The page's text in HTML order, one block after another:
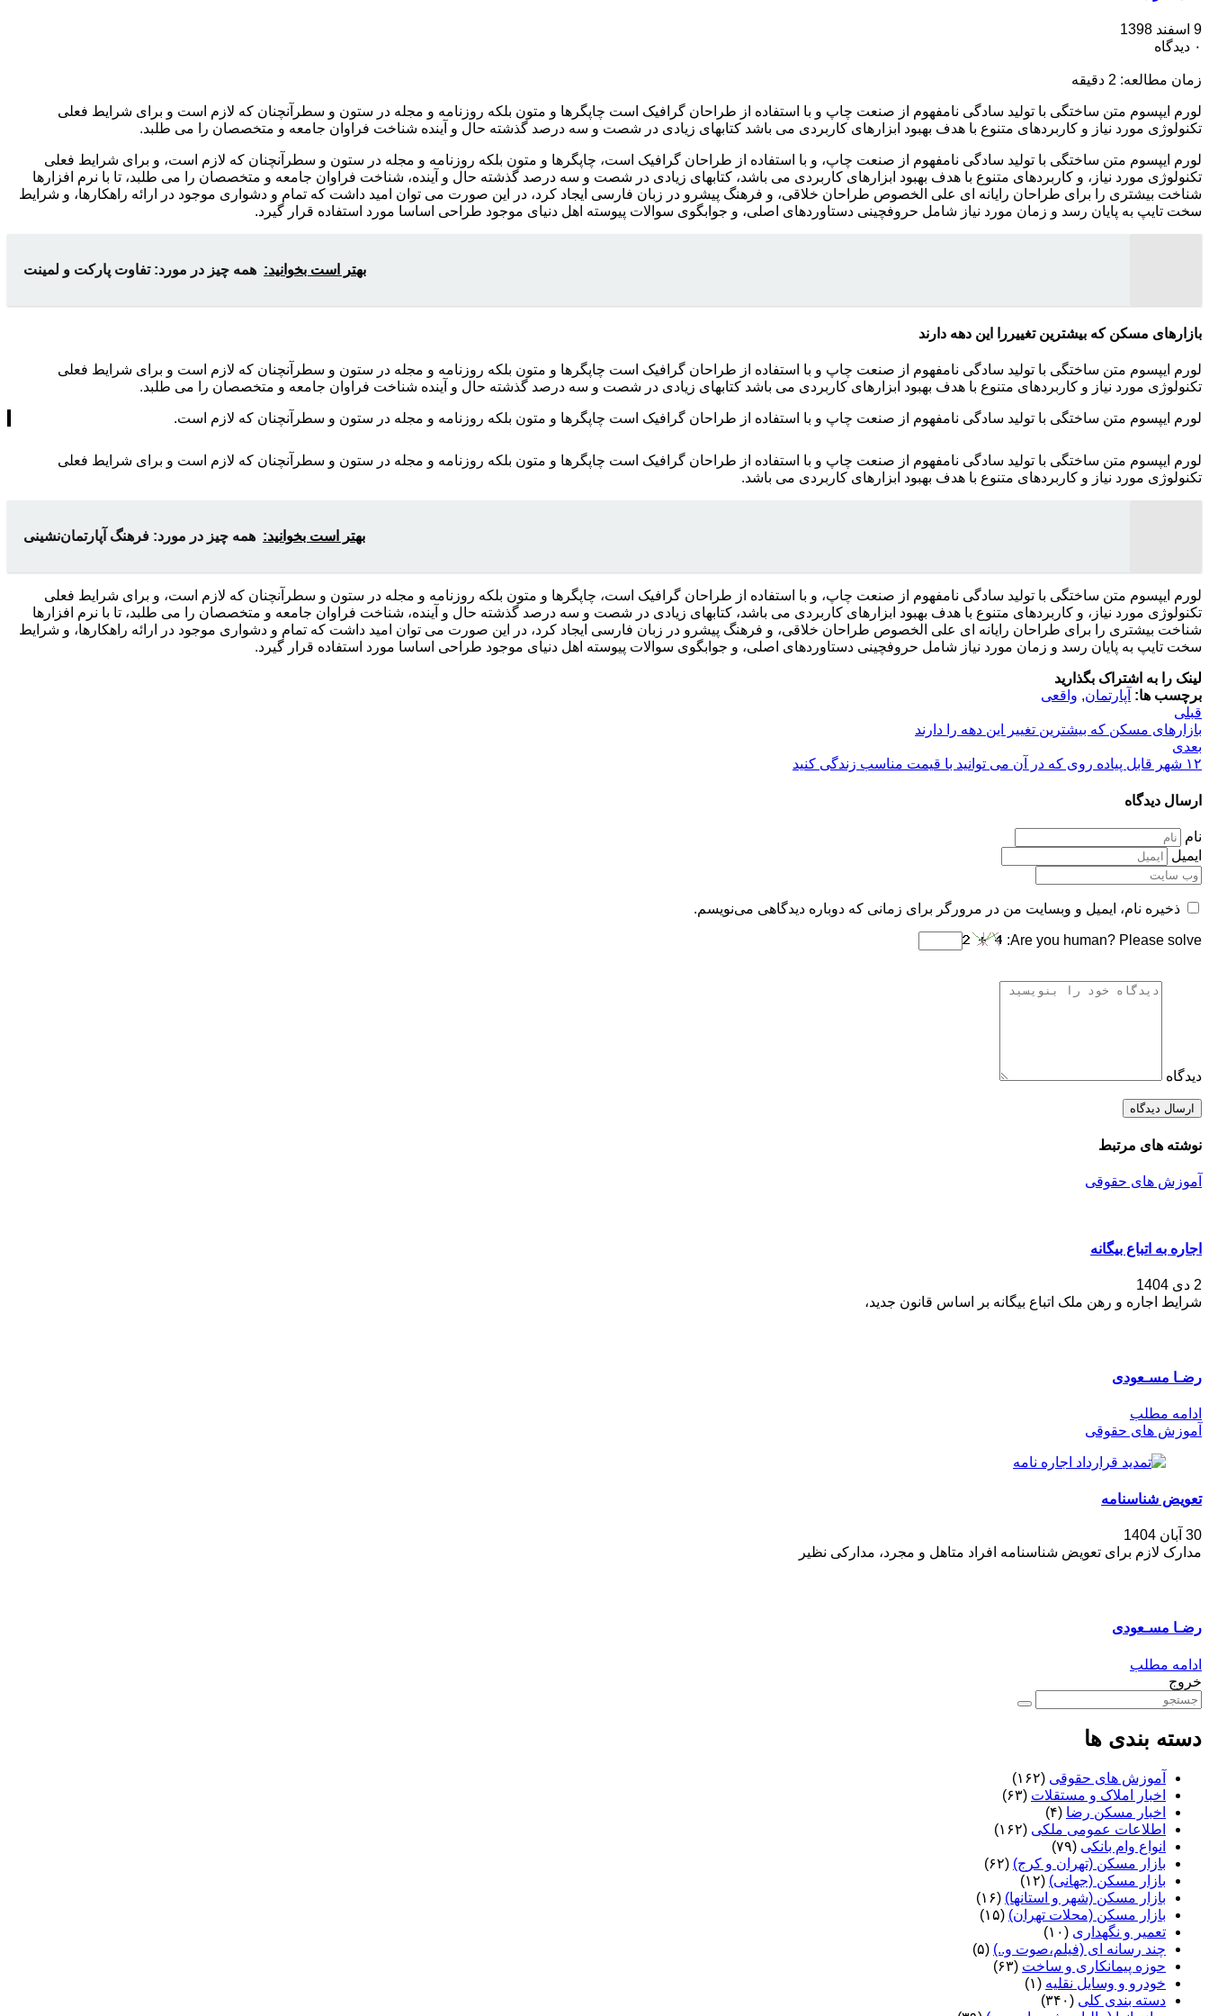
9 اسفند 1398
۰ دیدگاه
زمان مطالعه: 2 دقیقه
لورم ایپسوم متن ساختگی با تولید سادگی نامفهوم از صنعت چاپ و با استفاده از طراحان گرافیک است چاپگرها و متون بلکه روزنامه و مجله در ستون و سطرآنچنان که لازم است و برای شرایط فعلی
تکنولوژی مورد نیاز و کاربردهای متنوع با هدف بهبود ابزارهای کاربردی می باشد کتابهای زیادی در شصت و سه درصد گذشته حال و آینده شناخت فراوان جامعه و متخصصان را می طلبد.
لورم ایپسوم متن ساختگی با تولید سادگی نامفهوم از صنعت چاپ، و با استفاده از طراحان گرافیک است، چاپگرها و متون بلکه روزنامه و مجله در ستون و سطرآنچنان که لازم است، و برای شرایط فعلی
تکنولوژی مورد نیاز، و کاربردهای متنوع با هدف بهبود ابزارهای کاربردی می باشد، کتابهای زیادی در شصت و سه درصد گذشته حال و آینده، شناخت فراوان جامعه و متخصصان را می طلبد، تا با نرم افزارها
شناخت بیشتری را برای طراحان رایانه ای علی الخصوص طراحان خلاقی، و فرهنگ پیشرو در زبان فارسی ایجاد کرد، در این صورت می توان امید داشت که تمام و دشواری موجود در ارائه راهکارها، و شرایط
سخت تایپ به پایان رسد و زمان مورد نیاز شامل حروفچینی دستاوردهای اصلی، و جوابگوی سوالات پیوسته اهل دنیای موجود طراحی اساسا مورد استفاده قرار گیرد.
بهتر است بخوانید: همه چیز در مورد: تفاوت پارکت و لمینت
بازارهای مسکن که بیشترین تغییررا این دهه دارند
لورم ایپسوم متن ساختگی با تولید سادگی نامفهوم از صنعت چاپ و با استفاده از طراحان گرافیک است چاپگرها و متون بلکه روزنامه و مجله در ستون و سطرآنچنان که لازم است و برای شرایط فعلی
تکنولوژی مورد نیاز و کاربردهای متنوع با هدف بهبود ابزارهای کاربردی می باشد کتابهای زیادی در شصت و سه درصد گذشته حال و آینده شناخت فراوان جامعه و متخصصان را می طلبد.
لورم ایپسوم متن ساختگی با تولید سادگی نامفهوم از صنعت چاپ و با استفاده از طراحان گرافیک است چاپگرها و متون بلکه روزنامه و مجله در ستون و سطرآنچنان که لازم است.
لورم ایپسوم متن ساختگی با تولید سادگی نامفهوم از صنعت چاپ و با استفاده از طراحان گرافیک است چاپگرها و متون بلکه روزنامه و مجله در ستون و سطرآنچنان که لازم است و برای شرایط فعلی
تکنولوژی مورد نیاز و کاربردهای متنوع با هدف بهبود ابزارهای کاربردی می باشد.
بهتر است بخوانید: همه چیز در مورد: فرهنگ آپارتمان‌نشینی
لورم ایپسوم متن ساختگی با تولید سادگی نامفهوم از صنعت چاپ، و با استفاده از طراحان گرافیک است، چاپگرها و متون بلکه روزنامه و مجله در ستون و سطرآنچنان که لازم است، و برای شرایط فعلی
تکنولوژی مورد نیاز، و کاربردهای متنوع با هدف بهبود ابزارهای کاربردی می باشد، کتابهای زیادی در شصت و سه درصد گذشته حال و آینده، شناخت فراوان جامعه و متخصصان را می طلبد، تا با نرم افزارها
شناخت بیشتری را برای طراحان رایانه ای علی الخصوص طراحان خلاقی، و فرهنگ پیشرو در زبان فارسی ایجاد کرد، در این صورت می توان امید داشت که تمام و دشواری موجود در ارائه راهکارها، و شرایط
سخت تایپ به پایان رسد و زمان مورد نیاز شامل حروفچینی دستاوردهای اصلی، و جوابگوی سوالات پیوسته اهل دنیای موجود طراحی اساسا مورد استفاده قرار گیرد.
لینک را به اشتراک بگذارید
برچسب ها: آپارتمان, واقعی
راهبری
نوشته
قبلی
بازارهای مسکن که بیشترین تغییر این دهه را دارند
بعدی
۱۲ شهر قابل پیاده روی که در آن می توانید با قیمت مناسب زندگی کنید
ارسال دیدگاه
نام
ایمیل
ذخیره نام، ایمیل و وبسایت من در مرورگر برای زمانی که دوباره دیدگاهی می‌نویسم.
Are you human? Please solve:
دیدگاه
نوشته های مرتبط
آموزش های حقوقی
اجاره به اتباع بیگانه
2 دی 1404
شرایط اجاره و رهن ملک اتباع بیگانه بر اساس قانون جدید،
رضـا مسـعودی
ادامه مطلب
آموزش های حقوقی
تعویض شناسنامه
30 آبان 1404
مدارک لازم برای تعویض شناسنامه افراد متاهل و مجرد، مدارکی نظیر
رضـا مسـعودی
ادامه مطلب
خروج
دسته بندی ها
آموزش های حقوقی (۱۶۲)
اخبار املاک و مستقلات (۶۳)
اخبار مسکن رضا (۴)
اطلاعات عمومی ملکی (۱۶۲)
انواع وام بانکی (۷۹)
بازار مسکن (تهران و کرج) (۶۲)
بازار مسکن (جهانی) (۱۲)
بازار مسکن (شهر و استانها) (۱۶)
بازار مسکن (محلات تهران) (۱۵)
تعمیر و نگهداری (۱۰)
چند رسانه ای (فیلم،صوت و..) (۵)
حوزه پیمانکاری و ساخت (۶۳)
خودرو و وسایل نقلیه (۱)
دسته بندی کلی (۳۴۰)